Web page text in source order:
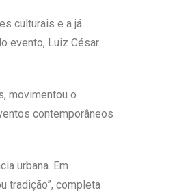
culturais e a já
evento, Luiz César
movimentou o
contemporâneos
urbana. Em
tradição”, completa